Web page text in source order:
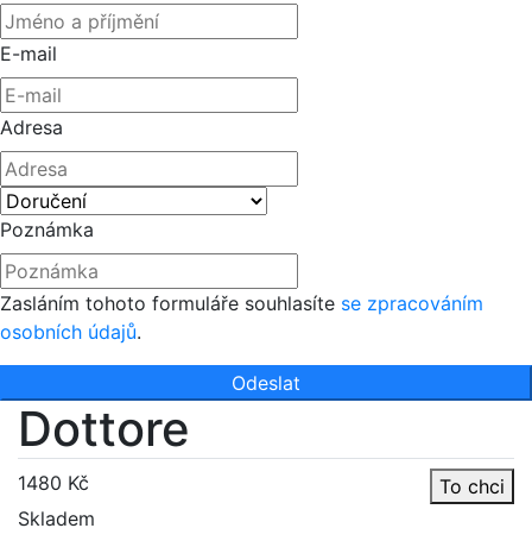
E-mail
Adresa
Poznámka
Zasláním tohoto formuláře souhlasíte se zpracováním
osobních údajů.
Odeslat
Dottore
1480 Kč
To chci
Skladem